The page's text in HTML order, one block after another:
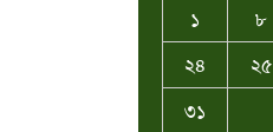
১
৮
২৪
২৫
৩১